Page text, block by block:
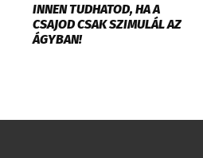
INNEN TUDHATOD, HA A
CSAJOD CSAK SZIMULÁL AZ
ÁGYBAN!